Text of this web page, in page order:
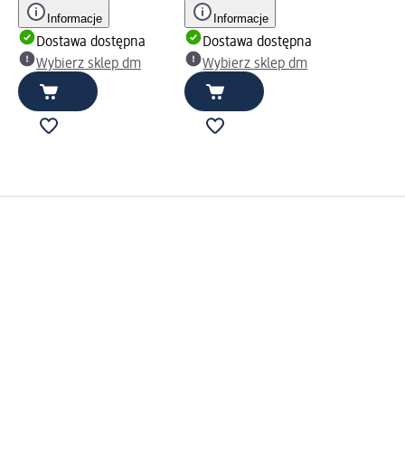
Informacje
Dostawa dostępna
Wybierz sklep dm
Informacje
Dostawa dostępna
Wybierz sklep dm